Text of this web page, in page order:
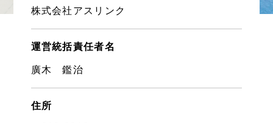
株式会社アスリンク
運営統括責任者名
廣木 鑑治
住所